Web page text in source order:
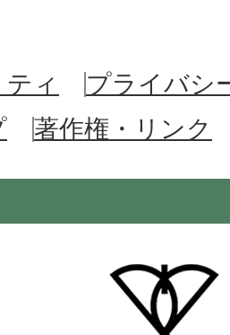
ィ
プライバシ
著作権・リンク